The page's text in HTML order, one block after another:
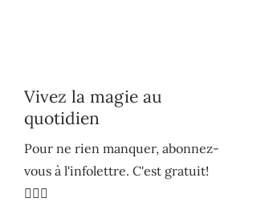
Vivez la magie au
quotidien
Pour ne rien manquer, abonnez-
vous à l'infolettre. C'est gratuit!
🧚🏻‍♀️